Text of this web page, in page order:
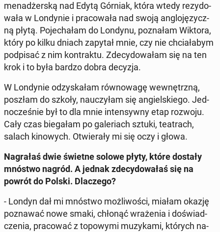
me­na­dżer­ską nad Edytą Górniak, która wtedy re­zy­do­
wa­ła w Lon­dy­nie i pra­co­wa­ła nad swoją an­glo­ję­zycz­
ną płytą. Po­je­cha­łam do Londynu, po­zna­łam Wiktora,
który po kilku dniach zapytał mnie, czy nie chcia­ła­bym
pod­pi­sać z nim kon­trak­tu. Zde­cy­do­wa­łam się na ten
krok i to była bardzo dobra decyzja.
W Lon­dy­nie od­zy­ska­łam rów­no­wa­gę we­wnętrz­ną,
poszłam do szkoły, na­uczy­łam się an­giel­skie­go. Jed­
no­cze­śnie był to dla mnie in­ten­syw­ny etap rozwoju.
Cały czas bie­ga­łam po ga­le­riach sztuki, te­atrach,
salach ki­no­wych. Otwie­ra­ły mi się oczy i głowa.
Na­gra­łaś dwie świetne solowe płyty, które dostały
mnóstwo nagród. A jednak zde­cy­do­wa­łaś się na
powrót do Polski. Dla­cze­go?
- Londyn dał mi mnóstwo moż­li­wo­ści, miałam okazję
po­zna­wać nowe smaki, chłonąć wra­że­nia i do­świad­
cze­nia, pra­co­wać z to­po­wy­mi mu­zy­ka­mi, których na­